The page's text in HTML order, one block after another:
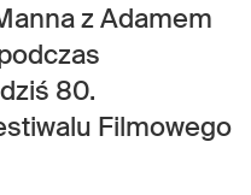
z Adamem
80.
Filmowego